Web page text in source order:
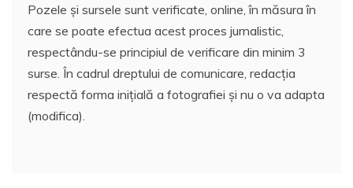
Pozele și sursele sunt verificate, online, în măsura în
care se poate efectua acest proces jurnalistic,
respectându-se principiul de verificare din minim 3
surse. În cadrul dreptului de comunicare, redacția
respectă forma inițială a fotografiei și nu o va adapta
(modifica).